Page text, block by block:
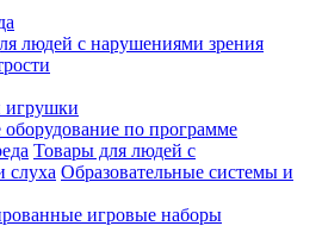
людей с нарушениями зрения
по программе
Товары для людей с
слуха Образовательные системы и
игровые наборы